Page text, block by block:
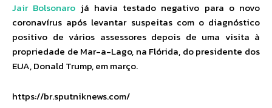
Jair Bolsonaro já havia testado negativo para o novo
coronavírus após levantar suspeitas com o diagnóstico
positivo de vários assessores depois de uma visita à
propriedade de Mar-a-Lago, na Flórida, do presidente dos
EUA, Donald Trump, em março.
https://br.sputniknews.com/